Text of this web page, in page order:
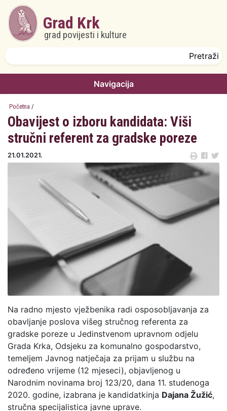
Skoči na glavni sadržaj
Grad Krk
grad povijesti i kulture
Navigacija
Početna /
Obavijest o izboru kandidata: Viši
stručni referent za gradske poreze
21.01.2021.
Na radno mjesto vježbenika radi osposobljavanja za
obavljanje poslova višeg stručnog referenta za
gradske poreze u Jedinstvenom upravnom odjelu
Grada Krka, Odsjeku za komunalno gospodarstvo,
temeljem Javnog natječaja za prijam u službu na
određeno vrijeme (12 mjeseci), objavljenog u
Narodnim novinama broj 123/20, dana 11. studenoga
2020. godine, izabrana je kandidatkinja Dajana Žužić,
stručna specijalistica javne uprave.